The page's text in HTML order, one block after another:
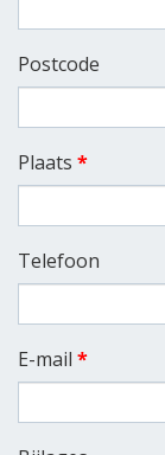
Postcode
Plaats *
Telefoon
E-mail *